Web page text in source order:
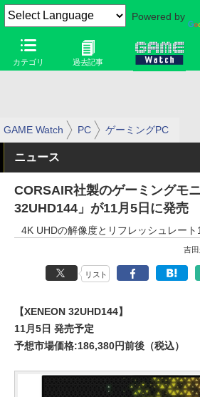
Powered by
カテゴリ 過去記事
GAME Watch PC ゲーミングPC
ニュース
CORSAIR社製のゲーミングモ
32UHD144」が11月5日に発売
4K UHDの解像度とリフレッシュレー
吉
リスト
【XENEON 32UHD144】
11月5日 発売予定
予想市場価格:186,380円前後（税込）